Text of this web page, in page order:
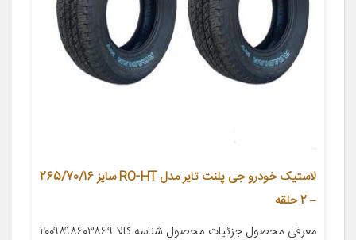
لاستیک خودرو جی پلنت تایر مدل RO-HT سایز 265/70/16
– 2 حلقه
معرفی محصول جزئیات محصول شناسه کالا ۲۰۰۹۸۹۸۶۰۳۸۶۹